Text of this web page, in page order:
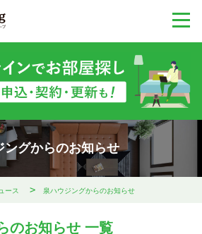
ングからのお知らせ
ース 泉ハウジングからのお知らせ
のお知らせ 一覧